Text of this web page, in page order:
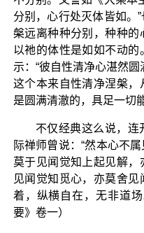
分别，心行处灭体皆如。
槃远离种种分别，种种
以祂的体性是如如不动
示：“彼自性清净心湛然圆
这个本来自性清净涅槃，
是圆满清澈的，具足一切
不仅经典这么说，连
际禅师曾说：“然本心不
莫于见闻觉知上起见解
见闻觉知觅心，亦莫舍
着，纵横自在，无非道
要》卷一）